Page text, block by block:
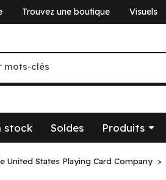
Trouvez une boutique Visuels
mots-clés
mots-clés
stock Soldes Produits
United States Playing Card Company